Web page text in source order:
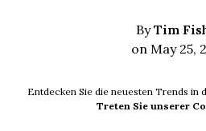
ByTim
on May 25,
Entdecken Sie die neuesten Trends
Treten Sie unserer